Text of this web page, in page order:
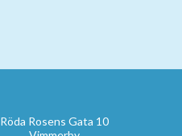
Röda Rosens Gata 10